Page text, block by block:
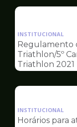
INSTITUCIONAL
Regulamento
Triathlon/5º
Triathlon 2021
INSTITUCIONAL
Horários para